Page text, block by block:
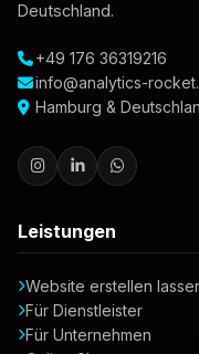
Deutschland.
+49 176 36319216
info@analytics-
Hamburg &
Leistungen
Website erstellen
Für Dienstleister
Für Unternehmen